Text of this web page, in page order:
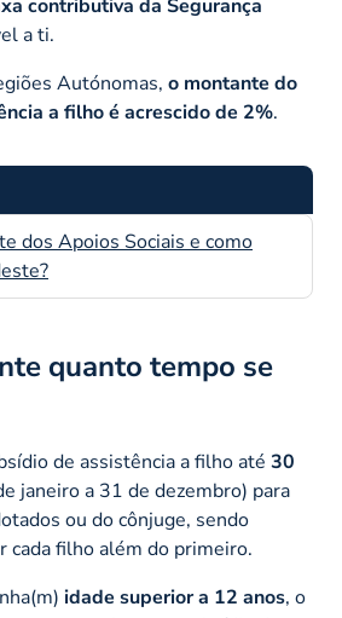
contributiva da Segurança
a ti.
Autónomas, o montante do
a filho é acrescido de 2%.
dos Apoios Sociais e como
quanto tempo se
de assistência a filho até 30
janeiro a 31 de dezembro) para
ou do cônjuge, sendo
cada filho além do primeiro.
idade superior a 12 anos, o